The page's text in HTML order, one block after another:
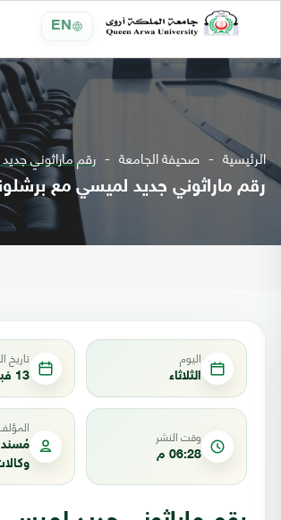
EN
الرئيسية صحيفة الجامعة رقم ماراثوني
رقم ماراثوني جديد لميسي مع
اليوم
الثلاثاء
تاريخ
13 فبراير 2018
وقت النشر
06:28 م
مُسند